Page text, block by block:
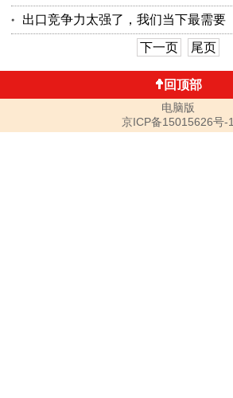
出口竞争力太强了，我们当下最需要
下一页 尾页
回顶部
电脑版
京ICP备15015626号-1